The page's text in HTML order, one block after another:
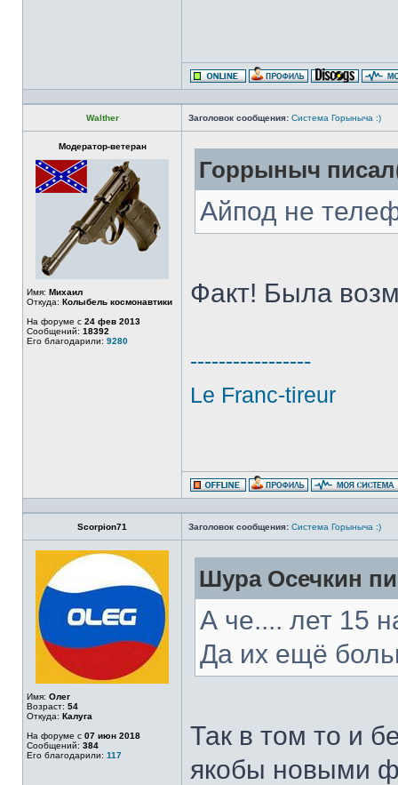
Walther Заголовок сообщения: Система Горыныча :)
Модератор-ветеран
Имя: Михаил
Откуда: Колыбель космонавтики
На форуме с 24 фев 2013
Сообщений: 18392
Его благодарили: 9280
Горрыныч
Айпод не
Факт! Была
-----------------
Le Franc-tireur
Scorpion71 Заголовок сообщения: Система Горыныча :)
Имя: Олег
Возраст: 54
Откуда: Калуга
На форуме с 07 июн 2018
Сообщений: 384
Его благодарили: 117
Шура Осечкин
А че.... лет 15
Да их ещё
Так в том то и
якобы новыми